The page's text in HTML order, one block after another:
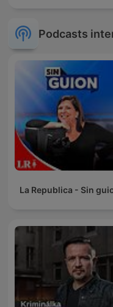
Podcasts
La Republica - Sin